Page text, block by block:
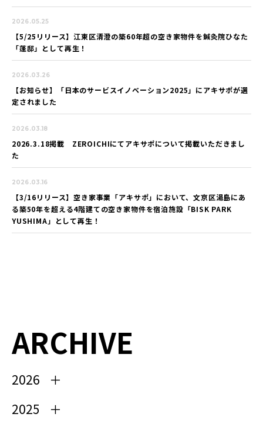
2026.05.25
【5/25リリース】江東区清澄の築60年超の空き家物件を鍼灸院ひなた
「蓬邸」として再生！
2026.03.26
【お知らせ】「日本のサービスイノベーション2025」にアキサポが選
定されました
2026.03.18
2026.3.18掲載 ZEROICHIにてアキサポについて掲載いただきまし
た
2026.03.16
【3/16リリース】空き家事業「アキサポ」において、文京区湯島にあ
る築50年を超える4階建ての空き家物件を宿泊施設「BISK PARK
YUSHIMA」として再生！
ARCHIVE
2026
2025